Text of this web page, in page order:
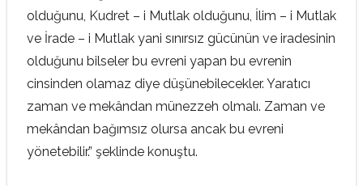
olduğunu, Kudret – i Mutlak olduğunu, İlim – i Mutlak
ve İrade – i Mutlak yani sınırsız gücünün ve iradesinin
olduğunu bilseler bu evreni yapan bu evrenin
cinsinden olamaz diye düşünebilecekler. Yaratıcı
zaman ve mekândan münezzeh olmalı. Zaman ve
mekândan bağımsız olursa ancak bu evreni
yönetebilir.” şeklinde konuştu.